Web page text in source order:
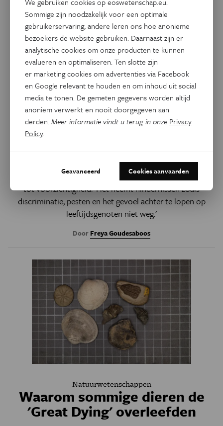
Algemeen
Hormoononderdrukkende
medicijnen gelinkt aan beter
mentaal welzijn bij
transgenderjongeren
Transgenderjongeren die tijdens hun puberteit
minder kans te hebben op suïcidaliteit en
stemmingsstoornissen. Toch manen de onderzoekers aan
tot voorzichtigheid: 'Het neemt hindernissen zoals
discriminatie, pesten en het gevoel achter te lopen op
leeftijdsgenoten niet weg.'
Door Freya Goudesaboos
Natuurwetenschappen
Waarom sommige dieren de
'Great Dying' overleefden
We gebruiken cookies op eoswetenschap.eu.
Sommige zijn noodzakelijk voor een optimale
gebruikerservaring, andere leren ons hoe anonieme
bezoekers de website gebruiken. Daarnaast zijn er
analytische cookies om onze producten te kunnen
evalueren en optimaliseren. Ten slotte zijn
er marketing cookies om advertenties via Facebook
en Google relevant te houden en om inhoud uit social
media te tonen. De gemeten gegevens worden altijd
anoniem verwerkt en nooit doorgegeven aan
derden.Meer informatie vindt u terug in onze Privacy
Policy.
Geavanceerd Cookies aanvaarden